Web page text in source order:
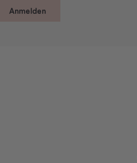
Anmelden